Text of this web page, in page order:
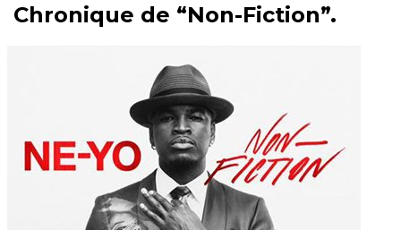
Chronique de “Non-Fiction”.